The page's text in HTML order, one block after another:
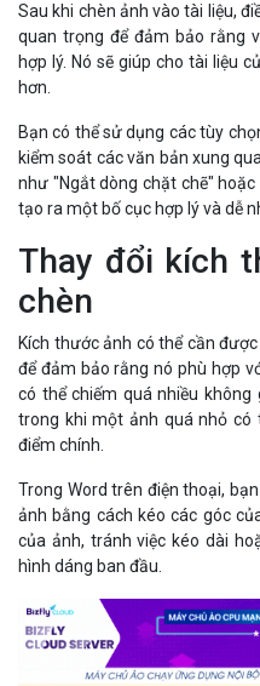
Sau khi chèn ảnh vào tài liệu,
quan trọng để đảm bảo rằng
hợp lý. Nó sẽ giúp cho tài liệu
hơn.
Bạn có thể sử dụng các tùy
kiểm soát các văn bản xung
như "Ngắt dòng chặt chẽ"
tạo ra một bố cục hợp lý và dễ
Thay đổi kích
chèn
Kích thước ảnh có thể cần
để đảm bảo rằng nó phù hợp
có thể chiếm quá nhiều
trong khi một ảnh quá nhỏ có
điểm chính.
Trong Word trên điện thoại,
ảnh bằng cách kéo các góc
của ảnh, tránh việc kéo dài
hình dáng ban đầu.